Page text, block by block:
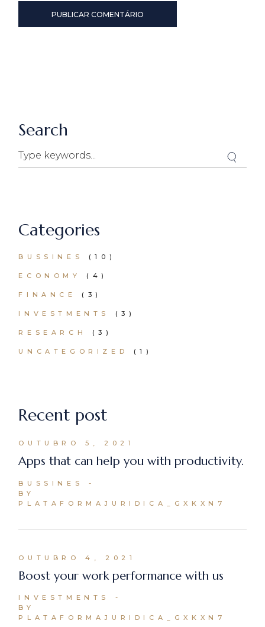
PUBLICAR COMENTÁRIO
Search
Categories
BUSSINES (10)
ECONOMY (4)
FINANCE (3)
INVESTMENTS (3)
RESEARCH (3)
UNCATEGORIZED (1)
Recent post
OUTUBRO 5, 2021
Apps that can help you with productivity.
BUSSINES
BY
PLATAFORMAJURIDICA_GXKXN7
OUTUBRO 4, 2021
Boost your work performance with us
INVESTMENTS
BY
PLATAFORMAJURIDICA_GXKXN7